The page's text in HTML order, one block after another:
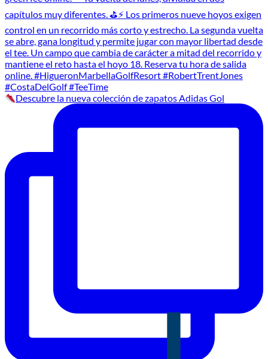
Descubre la nueva colección de zapatos Adidas Gol